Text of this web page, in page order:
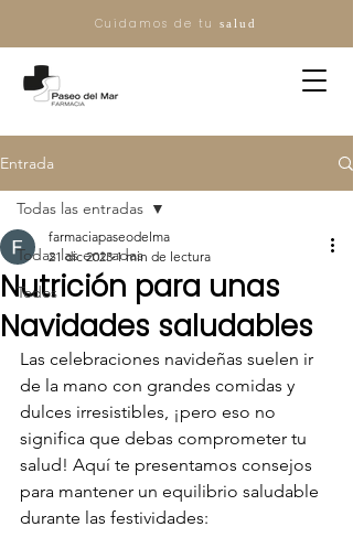
Cuidamos de tu salud
Entrada
Todas las entradas
Todos
Todas las entradas
Nutrición para unas
Navidades saludables
farmaciapaseodelma
21 dic 2023 1 min de lectura
Las celebraciones navideñas suelen ir
de la mano con grandes comidas y
dulces irresistibles, ¡pero eso no
significa que debas comprometer tu
salud! Aquí te presentamos consejos
para mantener un equilibrio saludable
durante las festividades: